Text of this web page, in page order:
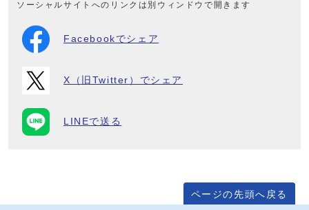
ソーシャルサイトへのリンクは別ウィンドウで開きます
Facebookでシェア
X（旧Twitter）でシェア
LINEで送る
ページの先頭へ戻る